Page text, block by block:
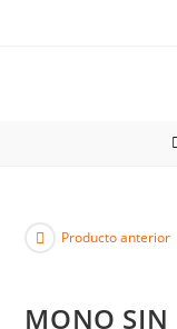
Producto anterior
MONO SIN